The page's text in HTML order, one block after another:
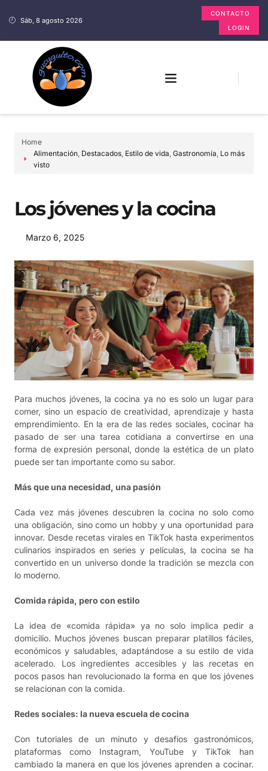
Sáb, 8 agosto 2026
CONTACTO
LOGIN
Home
Alimentación, Destacados, Estilo de vida, Gastronomía, Lo más
visto
Los jóvenes y la cocina
Marzo 6, 2025
Para muchos jóvenes, la cocina ya no es solo un lugar para
comer, sino un espacio de creatividad, aprendizaje y hasta
emprendimiento. En la era de las redes sociales, cocinar ha
pasado de ser una tarea cotidiana a convertirse en una
forma de expresión personal, donde la estética de un plato
puede ser tan importante como su sabor.
Más que una necesidad, una pasión
Cada vez más jóvenes descubren la cocina no solo como
una obligación, sino como un hobby y una oportunidad para
innovar. Desde recetas virales en TikTok hasta experimentos
culinarios inspirados en series y películas, la cocina se ha
convertido en un universo donde la tradición se mezcla con
lo moderno.
Comida rápida, pero con estilo
La idea de «comida rápida» ya no solo implica pedir a
domicilio. Muchos jóvenes buscan preparar platillos fáciles,
económicos y saludables, adaptándose a su estilo de vida
acelerado. Los ingredientes accesibles y las recetas en
pocos pasos han revolucionado la forma en que los jóvenes
se relacionan con la comida.
Redes sociales: la nueva escuela de cocina
Con tutoriales de un minuto y desafíos gastronómicos,
plataformas como Instagram, YouTube y TikTok han
cambiado la manera en que los jóvenes aprenden a cocinar.